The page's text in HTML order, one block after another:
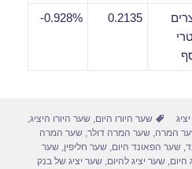
0.2135
0.928%-
תגיות
שער היורו היום,שער היורו היציג,
המרה,שער המרה דולר,שער המרה
,שער הפאונד היום,שער חליפין,שער
היום,שער יציג להיום,שער יציג של בנק